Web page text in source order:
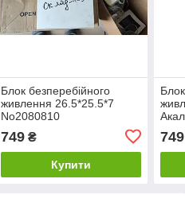
Блок безперебійного
живлення 26.5*25.5*7
No2080810
749₴
Купити
749